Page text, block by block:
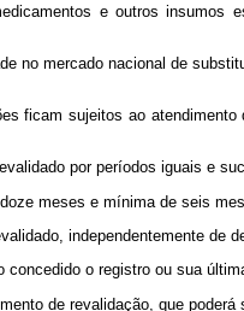
e outros insumos
no mercado nacional de
ficam sujeitos ao atendimento
por períodos iguais e
meses e mínima de seis
independentemente
concedido o registro ou sua
de revalidação, que